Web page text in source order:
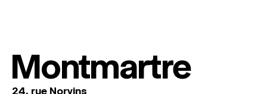
Montmartre
24, rue Norvins